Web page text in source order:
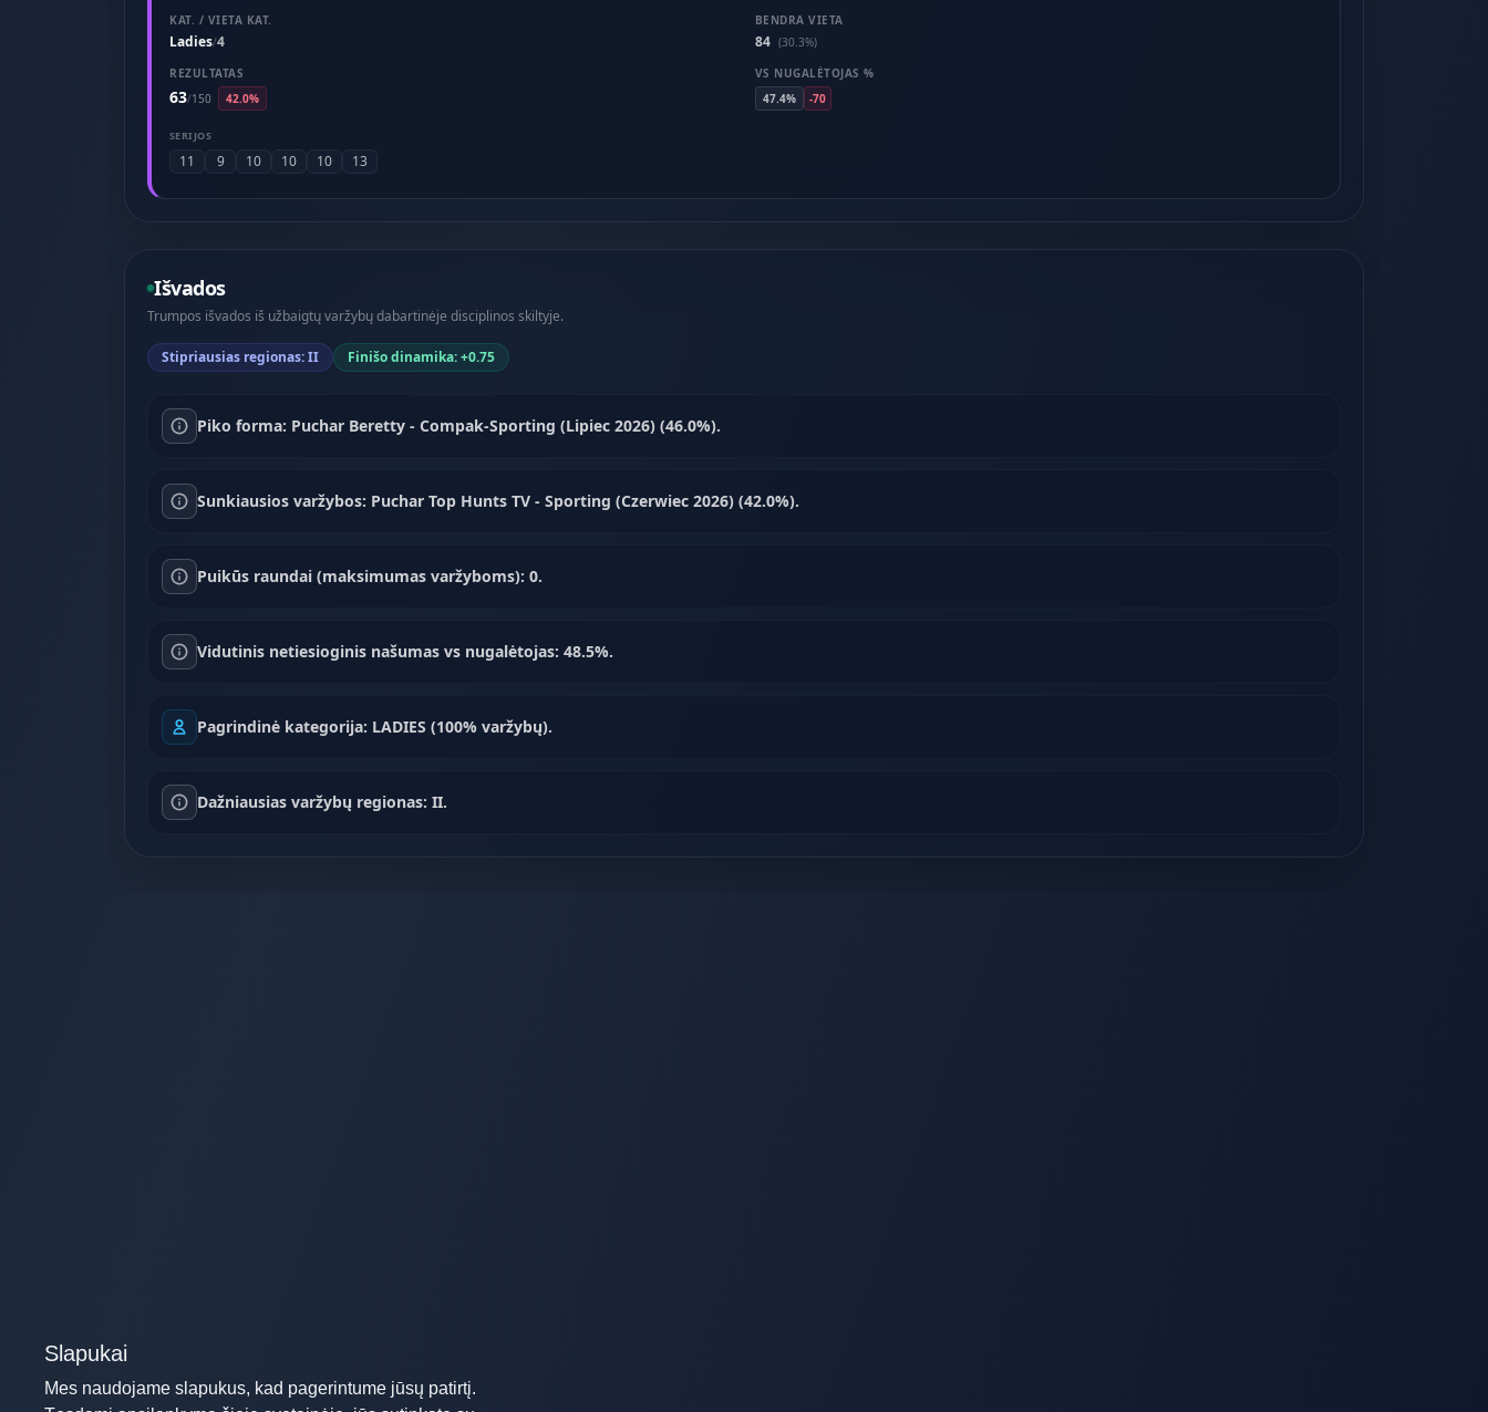
KAT. / VIETA KAT.
Ladies/4
BENDRA VIETA
84 (30.3%)
REZULTATAS
63/150 42.0%
VS NUGALĖTOJAS %
47.4%
-70
SERIJOS
11 9 10 10 10 13
Išvados
Trumpos išvados iš užbaigtų varžybų dabartinėje disciplinos skiltyje.
Stipriausias regionas: II Finišo dinamika: +0.75
Piko forma: Puchar Beretty - Compak-Sporting (Lipiec 2026) (46.0%).
Sunkiausios varžybos: Puchar Top Hunts TV - Sporting (Czerwiec 2026) (42.0%).
Puikūs raundai (maksimumas varžyboms): 0.
Vidutinis netiesioginis našumas vs nugalėtojas: 48.5%.
Pagrindinė kategorija: LADIES (100% varžybų).
Dažniausias varžybų regionas: II.
Slapukai
Mes naudojame slapukus, kad pagerintume jūsų patirtį.